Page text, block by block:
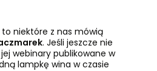
niektóre z nas mówią
. Jeśli jeszcze nie
webinary publikowane w
lampkę wina w czasie